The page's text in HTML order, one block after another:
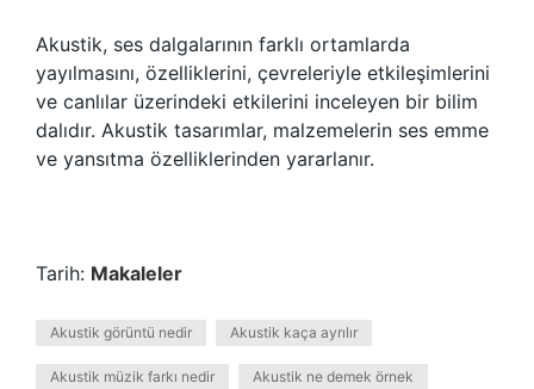
Akustik, ses dalgalarının farklı ortamlarda
yayılmasını, özelliklerini, çevreleriyle etkileşimlerini
ve canlılar üzerindeki etkilerini inceleyen bir bilim
dalıdır. Akustik tasarımlar, malzemelerin ses emme
ve yansıtma özelliklerinden yararlanır.
Tarih: Makaleler
Akustik görüntü nedir Akustik kaça ayrılır
Akustik müzik farkı nedir Akustik ne demek örnek